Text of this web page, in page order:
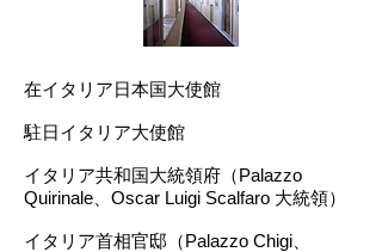
​在イタリア日本国大使館
駐日イタリア大使館
イタリア共和国大統領府（Palazzo
Quirinale、Oscar Luigi Scalfaro 大統領）
イタリア首相官邸（Palazzo Chigi、